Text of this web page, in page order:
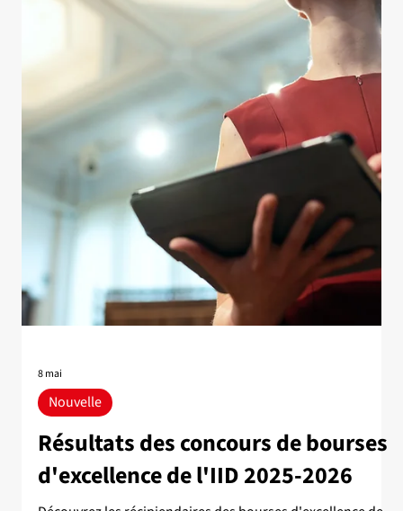
15 mai
mieux la comprendre, l'encadrer et
innover
L'intelligence artificielle (IA) fait désormais partie du
quotidien, des salles de classe aux environnements de